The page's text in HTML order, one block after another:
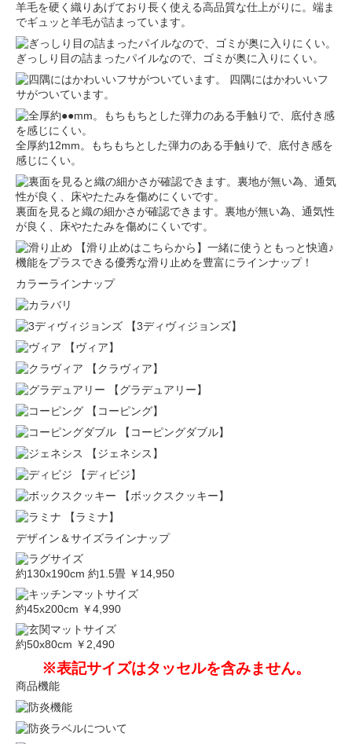
羊毛を硬く織りあげており長く使える高品質な仕上がりに。端ま
でギュッと羊毛が詰まっています。
ぎっしり目の詰まったパイルなので、ゴミが奥に入りにくい。
四隅にはかわいいフ
サがついています。
全厚約12mm。もちもちとした弾力のある手触りで、底付き感を
感じにくい。
裏面を見ると織の細かさが確認できます。裏地が無い為、通気性
が良く、床やたたみを傷めにくいです。
【滑り止めはこちらから】一緒に使うともっと快適♪
機能をプラスできる優秀な滑り止めを豊富にラインナップ！
カラーラインナップ
【3ディヴィジョンズ】
【ヴィア】
【クラヴィア】
【グラデュアリー】
【コーピング】
【コーピングダブル】
【ジェネシス】
【ディビジ】
【ボックスクッキー】
【ラミナ】
デザイン＆サイズラインナップ
約130x190cm 約1.5畳 ￥14,950
約45x200cm ￥4,990
約50x80cm ￥2,490
※表記サイズはタッセルを含みません。
商品機能